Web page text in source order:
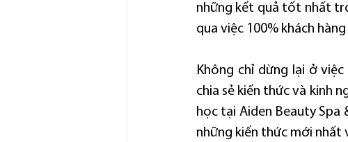
những kết quả tốt nhất
qua việc 100% khách
Không chỉ dừng lại ở
chia sẻ kiến thức và kinh
học tại Aiden Beauty Spa
những kiến thức mới nhất